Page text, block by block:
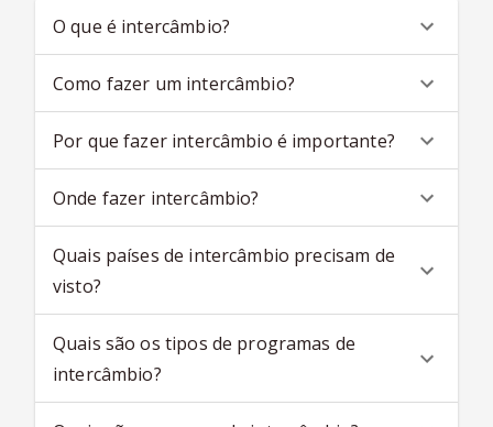
O que é intercâmbio?
Como fazer um intercâmbio?
Por que fazer intercâmbio é importante?
Onde fazer intercâmbio?
Quais países de intercâmbio precisam de
visto?
Quais são os tipos de programas de
intercâmbio?